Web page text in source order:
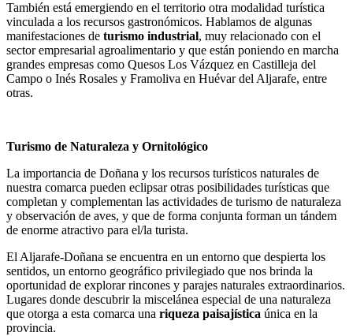
También está emergiendo en el territorio otra modalidad turística
vinculada a los recursos gastronómicos. Hablamos de algunas
manifestaciones de turismo industrial, muy relacionado con el
sector empresarial agroalimentario y que están poniendo en marcha
grandes empresas como Quesos Los Vázquez en Castilleja del
Campo o Inés Rosales y Framoliva en Huévar del Aljarafe, entre
otras.
Turismo de Naturaleza y Ornitológico
La importancia de Doñana y los recursos turísticos naturales de
nuestra comarca pueden eclipsar otras posibilidades turísticas que
completan y complementan las actividades de turismo de naturaleza
y observación de aves, y que de forma conjunta forman un tándem
de enorme atractivo para el/la turista.
El Aljarafe-Doñana se encuentra en un entorno que despierta los
sentidos, un entorno geográfico privilegiado que nos brinda la
oportunidad de explorar rincones y parajes naturales extraordinarios.
Lugares donde descubrir la miscelánea especial de una naturaleza
que otorga a esta comarca una riqueza paisajística única en la
provincia.